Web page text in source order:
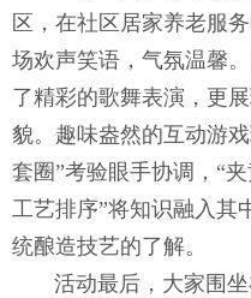
区，在社区居家养老服
场欢声笑语，气氛温馨
了精彩的歌舞表演，更
貌。趣味盎然的互动游
套圈”考验眼手协调，“
工艺排序”将知识融入其
统酿造技艺的了解。
活动最后，大家围坐